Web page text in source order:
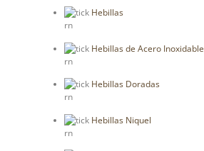
Hebillas
rn
Hebillas de Acero Inoxidable
rn
Hebillas Doradas
rn
Hebillas Niquel
rn